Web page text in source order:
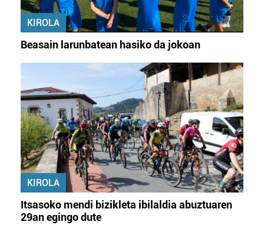
KIROLA
Beasain larunbatean hasiko da jokoan
KIROLA
Itsasoko mendi bizikleta ibilaldia abuztuaren
29an egingo dute